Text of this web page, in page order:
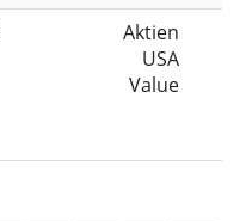
Aktien
USA
Value